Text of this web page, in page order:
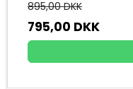
895,00 DKK
795,00 DKK